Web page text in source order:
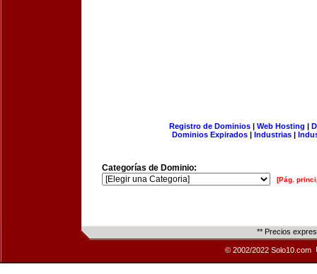
Registro de Dominios| Web Hosting |
Dominios Expirados | Industrias |
Categorías de Dominio:
[Pág.
** Precios
© 2002/2022 Solo10.com